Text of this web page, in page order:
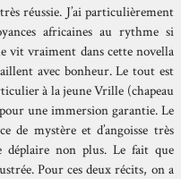
réussie. J’ai particulièrement
africaines au rythme si
vit vraiment dans cette novella
avec bonheur. Le tout est
à la jeune Vrille (chapeau
une immersion garantie. Le
de mystère et d’angoisse très
déplaire non plus. Le fait que
Pour ces deux récits, on a